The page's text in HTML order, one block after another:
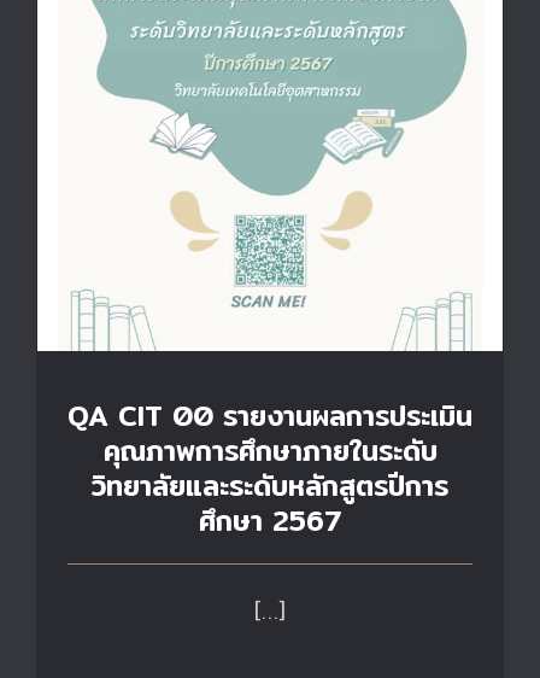
QA CIT 00 รายงานผลการประเมินคุณภาพการ
ศึกษาภายในระดับวิทยาลัยและระดับหลักสูตรปี
การศึกษา 2567
QA CIT 00 รายงานผลการประเมิน
คุณภาพการศึกษาภายในระดับ
วิทยาลัยและระดับหลักสูตรปีการ
ศึกษา 2567
[…]